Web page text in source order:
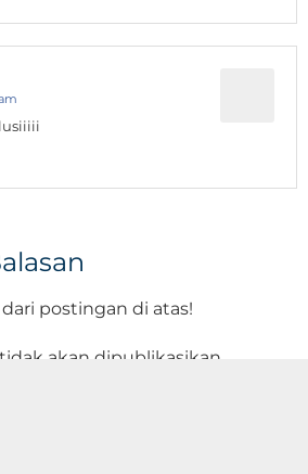
postingan di atas!
akan dipublikasikan.